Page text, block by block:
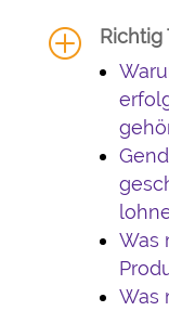
P
Richtig
Was
Was